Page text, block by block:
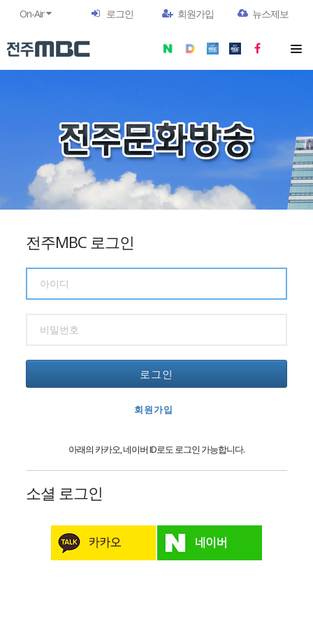
On-Air 로그인 회원가입 뉴스제보
전주MBC 로그인
로그인
회원가입
아래의 카카오, 네이버 ID로도 로그인 가능합니다.
소셜 로그인